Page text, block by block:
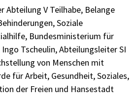
Abteilung V Teilhabe, Belange
Soziale
Bundesministerium für
Tscheulin, Abteilungsleiter SI
von Menschen mit
für Arbeit, Gesundheit, Soziales,
der Freien und Hansestadt